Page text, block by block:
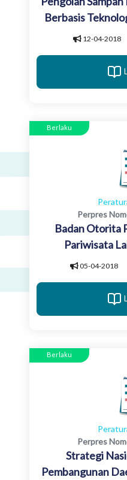
Berbasis
12-04-2018
Berlaku
Perpres
Badan Otorita
Pariwisata
05-04-2018
Berlaku
Perpres
Strategi
Pembangunan